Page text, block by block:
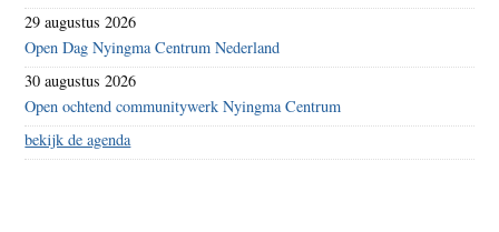
29 augustus 2026
Open Dag Nyingma Centrum Nederland
30 augustus 2026
Open ochtend communitywerk Nyingma Centrum
bekijk de agenda